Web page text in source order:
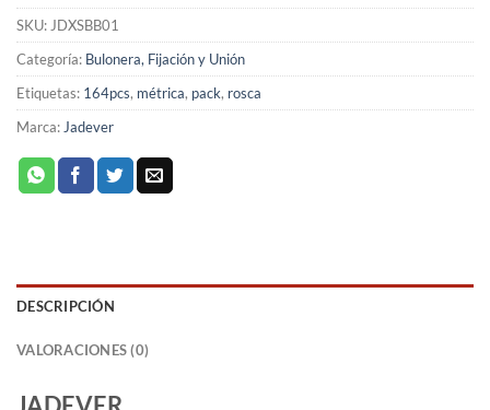
SKU:JDXSBB01
Categoría: Bulonera, Fijación y Unión
Etiquetas: 164pcs, métrica, pack, rosca
Marca:Jadever
DESCRIPCIÓN
VALORACIONES (0)